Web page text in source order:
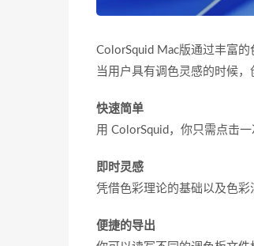
ColorSquid Mac版通过丰富
当用户具有调色灵感的时候，
快速简单
用 ColorSquid，你只需点击
即时灵感
凭借色彩理论的基础以及色彩
便捷的导出